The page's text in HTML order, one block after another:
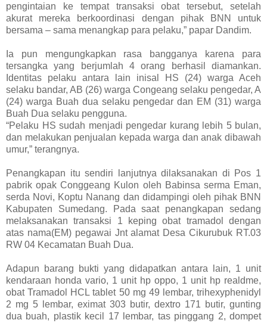
pengintaian ke tempat transaksi obat tersebut, setelah
akurat mereka berkoordinasi dengan pihak BNN untuk
bersama – sama menangkap para pelaku,” papar Dandim.
Ia pun mengungkapkan rasa bangganya karena para
tersangka yang berjumlah 4 orang berhasil diamankan.
Identitas pelaku antara lain inisal HS (24) warga Aceh
selaku bandar, AB (26) warga Congeang selaku pengedar, A
(24) warga Buah dua selaku pengedar dan EM (31) warga
Buah Dua selaku pengguna.
“Pelaku HS sudah menjadi pengedar kurang lebih 5 bulan,
dan melakukan penjualan kepada warga dan anak dibawah
umur,” terangnya.
Penangkapan itu sendiri lanjutnya dilaksanakan di Pos 1
pabrik opak Conggeang Kulon oleh Babinsa serma Eman,
serda Novi, Koptu Nanang dan didampingi oleh pihak BNN
Kabupaten Sumedang. Pada saat penangkapan sedang
melaksanakan transaksi 1 keping obat tramadol dengan
atas nama(EM) pegawai Jnt alamat Desa Cikurubuk RT.03
RW 04 Kecamatan Buah Dua.
Adapun barang bukti yang didapatkan antara lain, 1 unit
kendaraan honda vario, 1 unit hp oppo, 1 unit hp realdme,
obat Tramadol HCL tablet 50 mg 49 lembar, trihexyphenidyl
2 mg 5 lembar, eximat 303 butir, dextro 171 butir, gunting
dua buah, plastik kecil 17 lembar, tas pinggang 2, dompet